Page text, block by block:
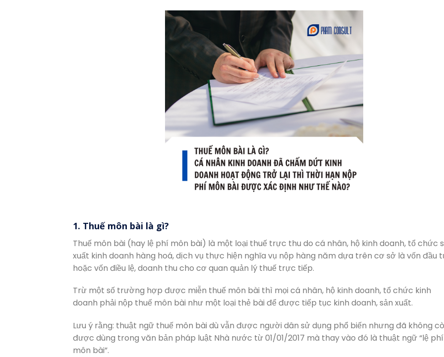
1. Thuế môn bài là gì?
Thuế môn bài (hay lệ phí môn bài) là một loại thuế trực thu do cá nhân, hộ kinh doanh, tổ chức
xuất kinh doanh hàng hoá, dịch vụ thực hiện nghĩa vụ nộp hàng năm dựa trên cơ sở là vốn đầu
hoặc vốn điều lệ, doanh thu cho cơ quan quản lý thuế trực tiếp.
Trừ một số trường hợp được miễn thuế môn bài thì mọi cá nhân, hộ kinh doanh, tổ chức kinh
doanh phải nộp thuế môn bài như một loại thẻ bài để được tiếp tục kinh doanh, sản xuất.
Lưu ý rằng: thuật ngữ thuế môn bài dù vẫn được người dân sử dụng phổ biến nhưng đã không
được dùng trong văn bản pháp luật Nhà nước từ 01/01/2017 mà thay vào đó là thuật ngữ “lệ phí
môn bài”.